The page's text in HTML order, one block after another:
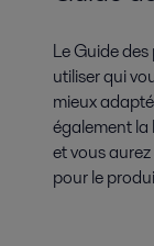
Le Guide
utiliser qui
mieux
également la
et vous
pour le